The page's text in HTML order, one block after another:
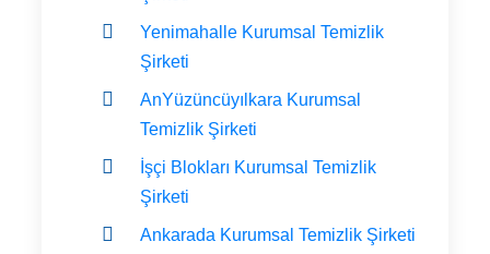
Yenimahalle Kurumsal Temizlik
Şirketi
AnYüzüncüyılkara Kurumsal
Temizlik Şirketi
İşçi Blokları Kurumsal Temizlik
Şirketi
Ankarada Kurumsal Temizlik Şirketi